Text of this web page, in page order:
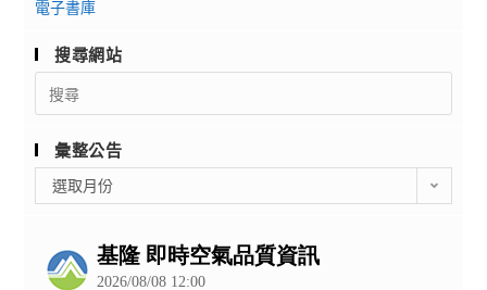
電子書庫
搜尋網站
Search
for:
彙整公告
整
選取月份